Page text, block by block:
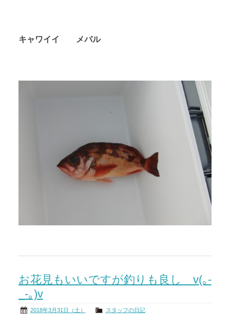
キャワイイ メバル
お花見もいいですが釣りも良し v(｡-
_-｡)v
2018年3月31日（土） スタッフの日記